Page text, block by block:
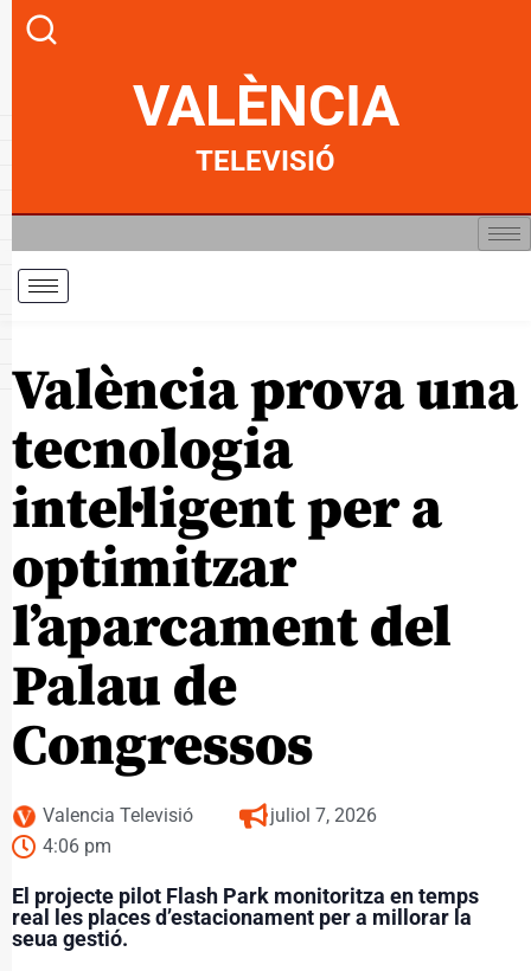
VALÈNCIA
TELEVISIÓ
València prova una
tecnologia
intel·ligent per a
optimitzar
l’aparcament del
Palau de
Congressos
Valencia Televisió
juliol 7, 2026
4:06 pm
El projecte pilot Flash Park monitoritza en temps
real les places d’estacionament per a millorar la
seua gestió.